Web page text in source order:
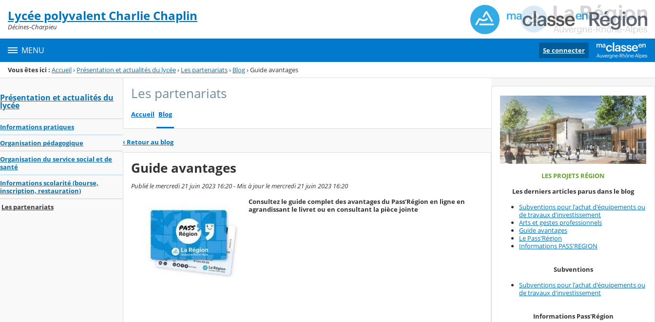
Menu de la rubrique
Contenu
Lycée polyvalent Charlie Chaplin
Décines-Charpieu
MENU Se connecter
Vous êtes ici : Accueil› Présentation et actualités du lycée› Les partenariats› Blog›Guide avantages
Présentation et actualités du
lycée
Informations pratiques
Organisation pédagogique
Organisation du service social et de
santé
Informations scolarité (bourse,
inscription, restauration)
Les partenariats
Les partenariats
Accueil Blog
‹ Retour au blog
Guide avantages
Publié le mercredi 21 juin 2023 16:20 - Mis à jour le mercredi 21 juin 2023 16:20
Consultez le guide complet des avantages du Pass’Région en ligne en
agrandissant le livret ou en consultant la pièce jointe
LES PROJETS RÉGION
Les derniers articles parus dans le blog
Subventions pour l'achat d'équipements ou
de travaux d'investissement
Arts et gestes professionnels
Guide avantages
Le Pass'Région
Informations PASS'REGION
Subventions
Subventions pour l'achat d'équipements ou
de travaux d'investissement
Informations Pass'Région